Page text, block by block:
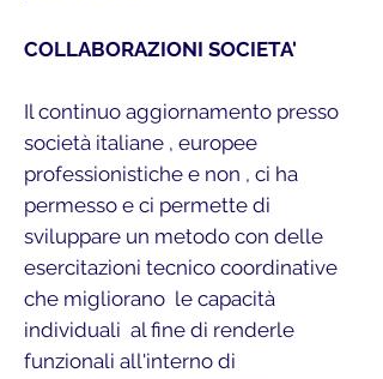
COLLABORAZIONI SOCIETA'
Il continuo aggiornamento presso
società italiane , europee
professionistiche e non , ci ha
permesso e ci permette di
sviluppare un metodo con delle
esercitazioni tecnico coordinative
che migliorano le capacità
individuali al fine di renderle
funzionali all'interno di